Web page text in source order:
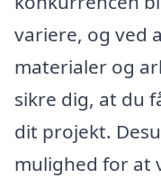
variere, og ved
materialer og
sikre dig, at du
dit projekt.
mulighed for at